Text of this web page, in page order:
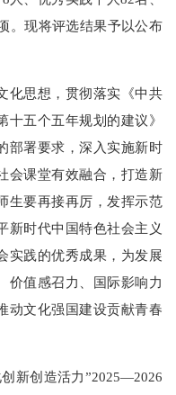
。现将评选结果予以公布
思想，贯彻落实《中共
五个五年规划的建议》
部署要求，深入实施新时
会课堂有效融合，打造新
生要再接再厉，发挥示范
新时代中国特色社会主义
实践的优秀成果，为发展
价值感召力、国际影响力
动文化强国建设贡献青春
新创造活力”2025—2026